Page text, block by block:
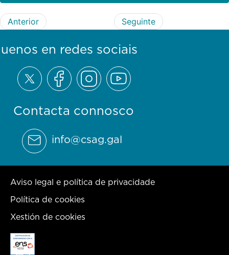
Anterior Seguinte
Contacta connosco
info@csag.gal
en redes sociais
Aviso legal e política de privacidade
Política de cookies
Xestión de cookies